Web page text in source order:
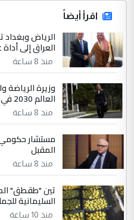
اقرأ أيضاً
الرياض
العراق إلى
منذ 8 ساعة
وزيرة
العالم 2030 في إسبانيا
منذ 8 ساعة
مستشار
المقبل
منذ 8 ساعة
تين "طقطق"
السليمانية
منذ 10 ساعة